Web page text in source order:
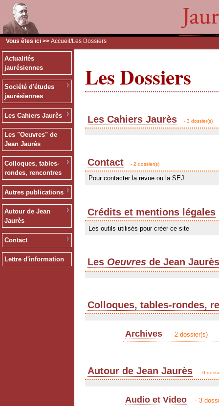
Vous êtes ici >> Accueil /Les Dossiers
Actualités
jaurésiennes
Société d'études
jaurésiennes
Les Cahiers Jaurès
Les "Oeuvres" de
Jean Jaurès
Colloques, tables-
rondes, rencontres
Autres publications
Autour de Jean
Jaurès
Contact
Lettre d'information
Les Dossiers
Les Cahiers Jaurès - 3 dossier(s)
Contact - 2 dossier(s)
Pour contacter la revue ou la SEJ
Crédits et mentions légales
Les outils utilisés pour créer ce site
Les Oeuvres de Jean
Colloques, tables-rondes,
Archives - 2 dossier(s)
Autour de Jean Jaurès - 0
Audio et Video - 3